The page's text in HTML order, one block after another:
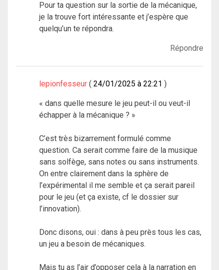
Pour ta question sur la sortie de la mécanique,
je la trouve fort intéressante et j’espère que
quelqu’un te répondra.
Répondre
lepionfesseur 24/01/2025 à 22:21
« dans quelle mesure le jeu peut-il ou veut-il
échapper à la mécanique ? »
C’est très bizarrement formulé comme
question. Ca serait comme faire de la musique
sans solfège, sans notes ou sans instruments.
On entre clairement dans la sphère de
l’expérimental il me semble et ça serait pareil
pour le jeu (et ça existe, cf le dossier sur
l’innovation).
Donc disons, oui : dans à peu près tous les cas,
un jeu a besoin de mécaniques.
Mais tu as l’air d’opposer cela à la narration en